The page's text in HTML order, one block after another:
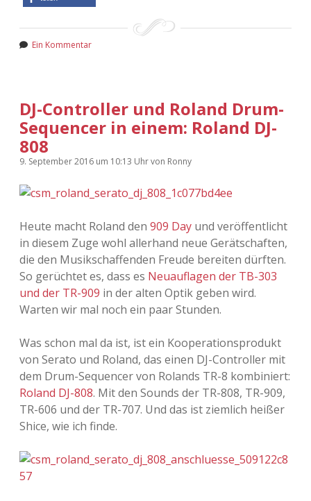
Ein Kommentar
DJ-Controller und Roland Drum-
Sequencer in einem: Roland DJ-
808
9. September 2016 um 10:13 Uhrvon Ronny
Heute macht Roland den 909 Day und veröffentlicht
in diesem Zuge wohl allerhand neue Gerätschaften,
die den Musikschaffenden Freude bereiten dürften.
So gerüchtet es, dass es Neuauflagen der TB-303
und der TR-909 in der alten Optik geben wird.
Warten wir mal noch ein paar Stunden.
Was schon mal da ist, ist ein Kooperationsprodukt
von Serato und Roland, das einen DJ-Controller mit
dem Drum-Sequencer von Rolands TR-8 kombiniert:
Roland DJ-808. Mit den Sounds der TR-808, TR-909,
TR-606 und der TR-707. Und das ist ziemlich heißer
Shice, wie ich finde.